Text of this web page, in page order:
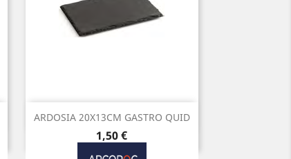
ARDOSIA 20X13CM GASTRO QUID
Preço
1,50 €
Vista rápida